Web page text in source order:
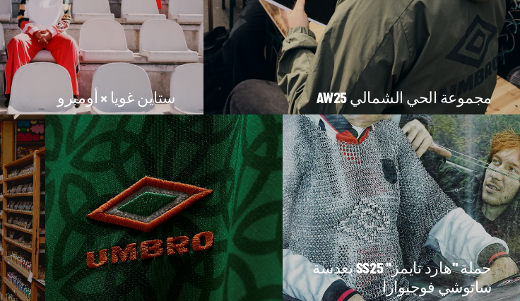
مجموعة الحي الشمالي AW25 ستاين غويا × أومبرو
حملة "هارد تايمز" SS25 بعدسة
ساتوشي فوجيوارا